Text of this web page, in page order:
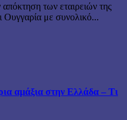
των εταιρειών της
με συνολικό...
αμάξια στην Ελλάδα – Τι